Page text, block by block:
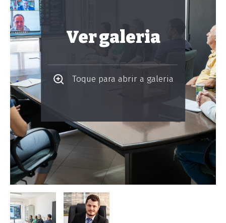
Ver galeria
Toque para abrir a galeria